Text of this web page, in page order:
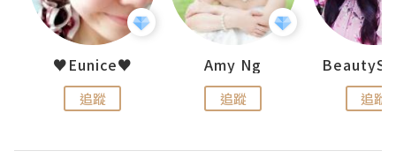
♥Eunice♥
追蹤
Amy Ng
追蹤 追蹤